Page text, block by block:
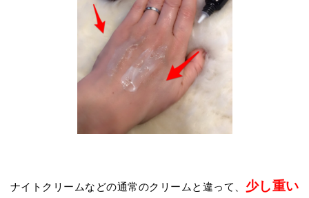
ナイトクリームなどの通常のクリームと違って、 少し重い